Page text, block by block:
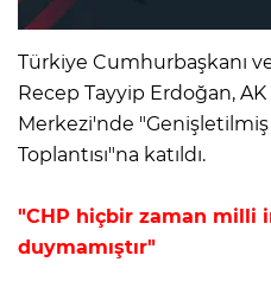
Türkiye Cumhurbaşkanı
Recep Tayyip Erdoğan, AK
Merkezi'nde "Genişletilmiş
Toplantısı"na katıldı.
"CHP hiçbir zaman milli
duymamıştır"